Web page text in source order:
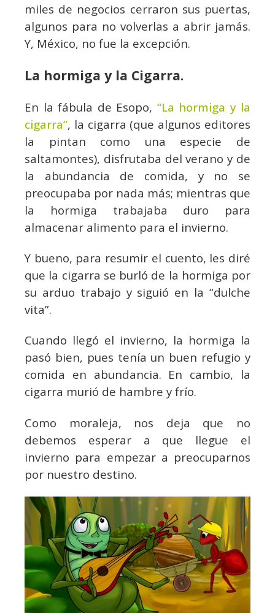
miles de negocios cerraron sus puertas,
algunos para no volverlas a abrir jamás.
Y, México, no fue la excepción.
La hormiga y la Cigarra.
En la fábula de Esopo, “La hormiga y la
cigarra”, la cigarra (que algunos editores
la pintan como una especie de
saltamontes), disfrutaba del verano y de
la abundancia de comida, y no se
preocupaba por nada más; mientras que
la hormiga trabajaba duro para
almacenar alimento para el invierno.
Y bueno, para resumir el cuento, les diré
que la cigarra se burló de la hormiga por
su arduo trabajo y siguió en la “dulche
vita”.
Cuando llegó el invierno, la hormiga la
pasó bien, pues tenía un buen refugio y
comida en abundancia. En cambio, la
cigarra murió de hambre y frío.
Como moraleja, nos deja que no
debemos esperar a que llegue el
invierno para empezar a preocuparnos
por nuestro destino.